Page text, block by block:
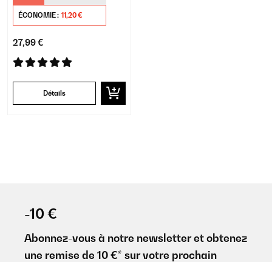
ÉCONOMIE : 11,20 €
27,99 €
Détails
-10 €
Abonnez-vous à notre newsletter et obtenez
une remise de 10 €* sur votre prochain